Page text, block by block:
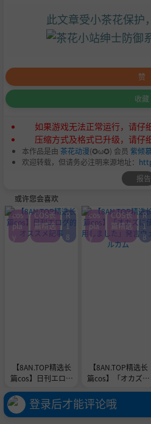
此文章受小茶花保护
赞
收藏
如果游戏无法正常运行，请仔
压缩方式及格式已升级，请仔
本作品是由 茶花动漫(✪ω✪) 会员 紫倾
欢迎转载，但请务必注明来源地址：
报告
或许您会喜欢
【8AN.TOP精选长
篇cos】日刊エログ
cos
pla
y
COS长
篇精选
R
1
8
【8AN.TOP精选长
篇cos】「オカズに
ウェルカム
cos
pla
y
COS长
篇精选
R
1
8
登录后才能评论哦